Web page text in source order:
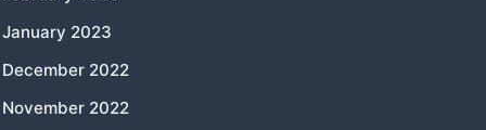
January 2023
December 2022
November 2022